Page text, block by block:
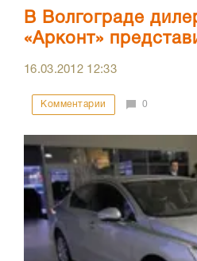
В Волгограде
«Арконт»
16.03.2012 12:33
Комментарии 0